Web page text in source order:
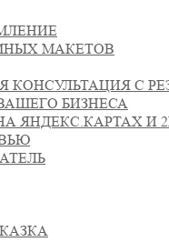
МАКЕТОВ
КОНСУЛЬТАЦИЯ С
БИЗНЕСА
ЯНДЕКС.КАРТАХ И